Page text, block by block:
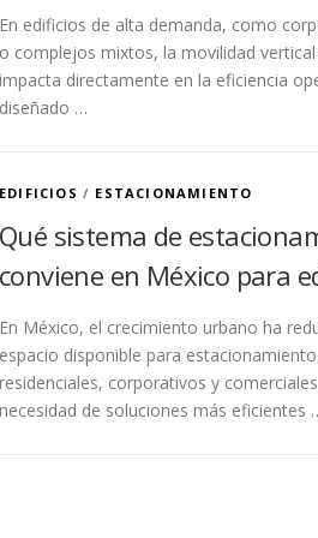
En edificios de alta demanda, como
o complejos mixtos, la movilidad
impacta directamente en la eficiencia
diseñado …
EDIFICIOS / ESTACIONAMIENTO
Qué sistema de
conviene en México para
En México, el crecimiento urbano ha
espacio disponible para
residenciales, corporativos y
necesidad de soluciones más eficientes